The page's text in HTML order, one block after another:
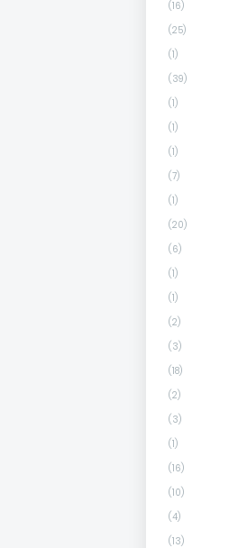
(16)
(25)
(1)
(39)
(1)
(1)
(1)
(7)
(1)
(20)
(6)
(1)
(1)
(2)
(3)
(18)
(2)
(3)
(1)
(16)
(10)
(4)
(13)